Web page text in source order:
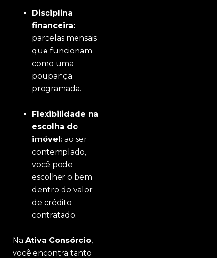
Disciplina
financeira:
parcelas mensais
que funcionam
como uma
poupança
programada.
Flexibilidade na
escolha do
imóvel: ao ser
contemplado,
você pode
escolher o bem
dentro do valor
de crédito
contratado.
Na Ativa Consórcio,
você encontra tanto